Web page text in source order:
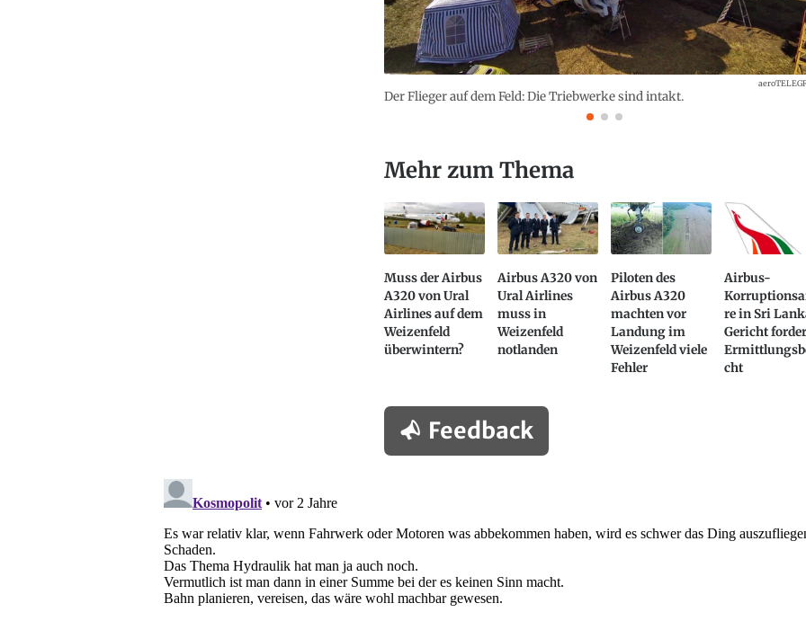
Der Flieger auf dem Feld: Die Triebwerke sind intakt.
Mehr zum Thema
Muss der Airbus
A320 von Ural
Airlines auf dem
Weizenfeld
überwintern?
Airbus A320 von
Ural Airlines
muss in
Weizenfeld
notlanden
Piloten des
Airbus A320
machten vor
Landung im
Weizenfeld viele
Fehler
Airbus-
re in Sri
Gericht
cht
Feedback